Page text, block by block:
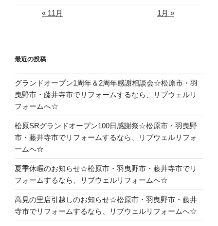
« 11月 1月 »
最近の投稿
グランドオープン1周年＆2周年感謝相談会☆松原市・羽
曳野市・藤井寺市でリフォームするなら、リブウェルリ
フォームへ☆
松原SRグランドオープン100日感謝祭☆松原市・羽曳野
市・藤井寺市でリフォームするなら、リブウェルリフォ
ームへ☆
夏季休暇のお知らせ☆松原市・羽曳野市・藤井寺市でリ
フォームするなら、リブウェルリフォームへ☆
高見の里店引越しのお知らせ☆松原市・羽曳野市・藤井
寺市でリフォームするなら、リブウェルリフォームへ☆